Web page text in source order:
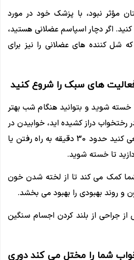
مؤثر نبود، با پزشک خود در مورد
اگر دچار اسپاسم عضلانی هستید،
شل کننده های عضلانی را نیز برای
های سبک را شروع کنید
خسته شوید و بتوانید هنگام شب بهتر
رختخواب دراز کشیده اید، خوابیدن در
شب سخت می شود. سعی کنید حدود 30 دقیقه به راه رفتن یا
تا خسته شوید.
کمک می کند تا از لخته شدن خون
و روند بهبودی را بهبود می بخشد.
اول پس از جراحی از بلند کردن اجسام سنگین
شما را مختل می کند دوری